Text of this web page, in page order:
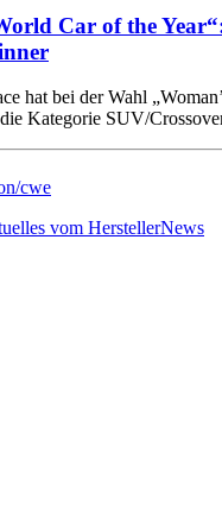
Car of the
hat bei der Wahl
Kategorie SUV/
cwe
vom HerstellerNews